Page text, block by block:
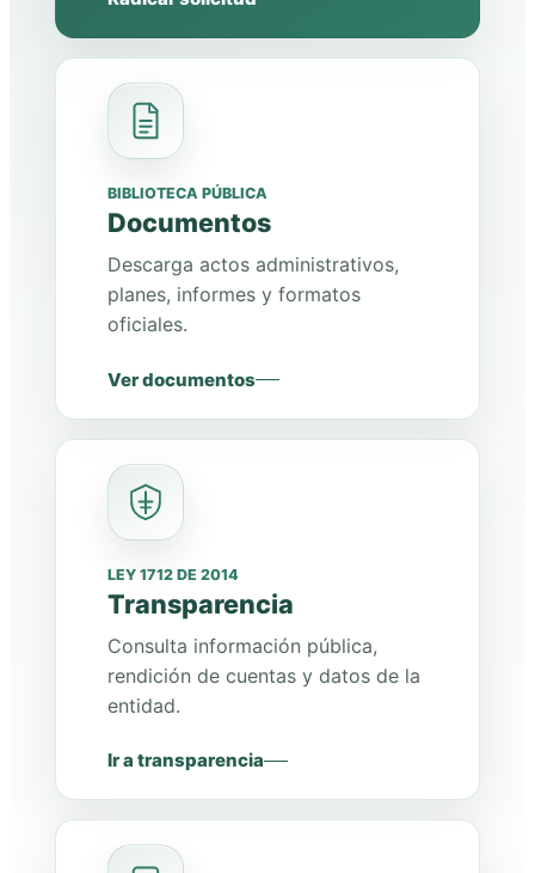
BIBLIOTECA PÚBLICA
Documentos
Descarga actos administrativos,
planes, informes y formatos
oficiales.
Ver documentos
LEY 1712 DE 2014
Transparencia
Consulta información pública,
rendición de cuentas y datos de la
entidad.
Ir a transparencia